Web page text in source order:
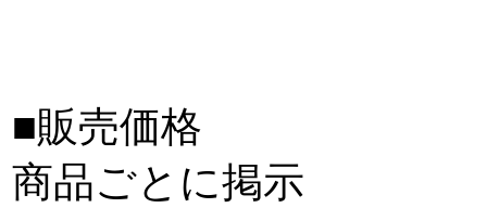
■販売価格
商品ごとに掲示